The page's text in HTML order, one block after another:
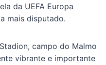
da UEFA Europa
mais disputado.
campo do Malmo
vibrante e importante